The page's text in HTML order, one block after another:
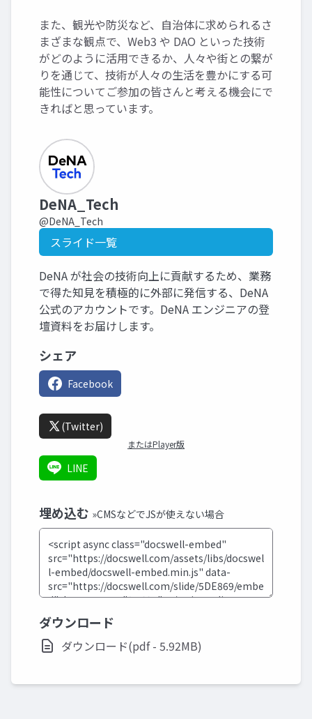
また、観光や防災など、自治体に求められるさ
まざまな観点で、Web3 や DAO といった技術
がどのように活用できるか、人々や街との繋が
りを通じて、技術が人々の生活を豊かにする可
能性についてご参加の皆さんと考える機会にで
きればと思っています。
DeNA_Tech
@DeNA_Tech
スライド一覧
DeNA が社会の技術向上に貢献するため、業務
で得た知見を積極的に外部に発信する、DeNA
公式のアカウントです。DeNA エンジニアの登
壇資料をお届けします。
シェア
Facebook
(Twitter)
またはPlayer版
LINE
埋め込む »CMSなどでJSが使えない場合
ダウンロード
ダウンロード(pdf - 5.92MB)